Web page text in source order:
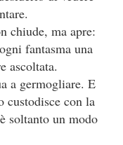
chiude, ma apre:
fantasma una
ascoltata.
a germogliare. E
custodisce con la
soltanto un modo